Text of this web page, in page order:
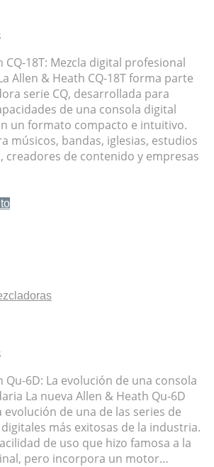
CQ-18T: Mezcla digital profesional
Allen & Heath CQ-18T forma parte
serie CQ, desarrollada para
de una consola digital
un formato compacto e intuitivo.
músicos, bandas, iglesias, estudios
creadores de contenido y empresas
Qu-6D: La evolución de una consola
La nueva Allen & Heath Qu-6D
de una de las series de
más exitosas de la industria.
de uso que hizo famosa a la
pero incorpora un motor…